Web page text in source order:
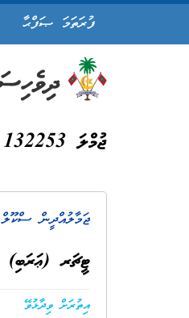
ފުރަތަމަ ޞަފްޙާ
ޖުމްލަ 132253 އިޢުލާން
ޖަމާލުއްދީން ސްކޫލް
ޓީޗަރ (ޢަރަބި)
އިތުރަށް ވިދާޅުވޭ